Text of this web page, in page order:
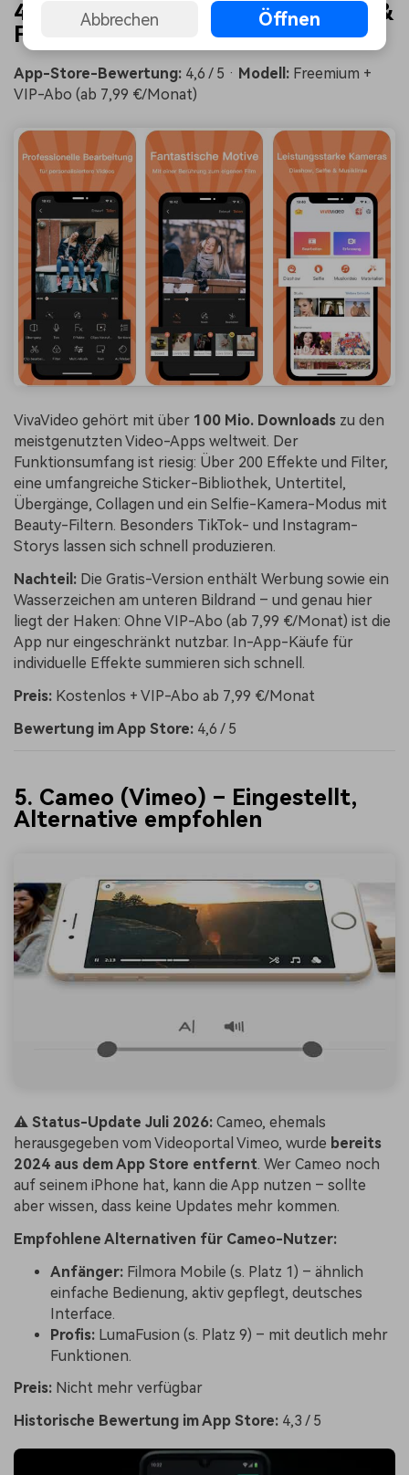
4. VivaVideo – Bestes für Sticker &
Filter
App-Store-Bewertung: 4,6 / 5 · Modell: Freemium +
VIP-Abo (ab 7,99 €/Monat)
VivaVideo gehört mit über 100 Mio. Downloads zu den
meistgenutzten Video-Apps weltweit. Der
Funktionsumfang ist riesig: Über 200 Effekte und Filter,
eine umfangreiche Sticker-Bibliothek, Untertitel,
Übergänge, Collagen und ein Selfie-Kamera-Modus mit
Beauty-Filtern. Besonders TikTok- und Instagram-
Storys lassen sich schnell produzieren.
Nachteil: Die Gratis-Version enthält Werbung sowie ein
Wasserzeichen am unteren Bildrand – und genau hier
liegt der Haken: Ohne VIP-Abo (ab 7,99 €/Monat) ist die
App nur eingeschränkt nutzbar. In-App-Käufe für
individuelle Effekte summieren sich schnell.
Preis: Kostenlos + VIP-Abo ab 7,99 €/Monat
Bewertung im App Store: 4,6 / 5
5. Cameo (Vimeo) – Eingestellt,
Alternative empfohlen
⚠️ Status-Update Juli 2026: Cameo, ehemals
herausgegeben vom Videoportal Vimeo, wurde bereits
2024 aus dem App Store entfernt. Wer Cameo noch
auf seinem iPhone hat, kann die App nutzen – sollte
aber wissen, dass keine Updates mehr kommen.
Empfohlene Alternativen für Cameo-Nutzer:
Anfänger: Filmora Mobile (s. Platz 1) – ähnlich
einfache Bedienung, aktiv gepflegt, deutsches
Interface.
Profis: LumaFusion (s. Platz 9) – mit deutlich mehr
Funktionen.
Preis: Nicht mehr verfügbar
Historische Bewertung im App Store: 4,3 / 5
Abbrechen Öffnen